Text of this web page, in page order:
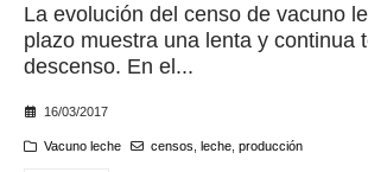
La evolución del censo de vacuno
plazo muestra una lenta y continua
descenso. En el...
16/03/2017
Vacuno leche censos leche, producción